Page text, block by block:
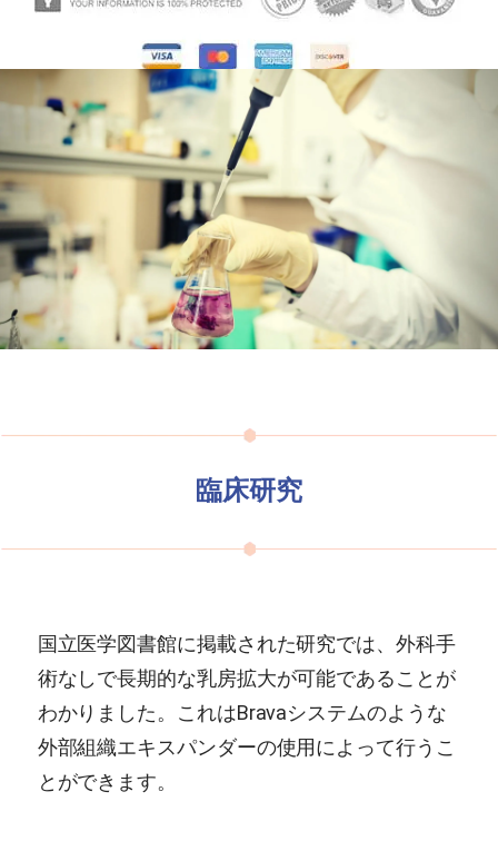
臨床研究
国立医学図書館に掲載された研究では、外科手
術なしで長期的な乳房拡大が可能であることが
わかりました。これはBravaシステムのような
外部組織エキスパンダーの使用によって行うこ
とができます。